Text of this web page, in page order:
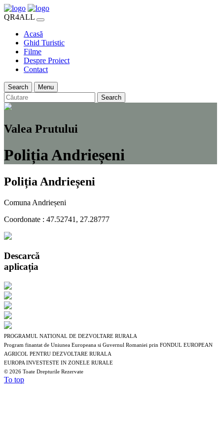
QR4ALL
Acasă
Ghid Turistic
Filme
Despre Proiect
Contact
Search
Menu
Search
Valea Prutului
Poliția Andrieșeni
Poliția Andrieșeni
Comuna Andrieșeni
Coordonate : 47.52741, 27.28777
Descarcă
aplicația
PROGRAMUL NATIONAL DE DEZVOLTARE RURALA
Program finantat de Uniunea Europeana si Guvernul Romaniei prin FONDUL EUROPEAN
AGRICOL PENTRU DEZVOLTARE RURALA
EUROPA INVESTESTE IN ZONELE RURALE
© 2026 Toate Drepturile Rezervate
To top